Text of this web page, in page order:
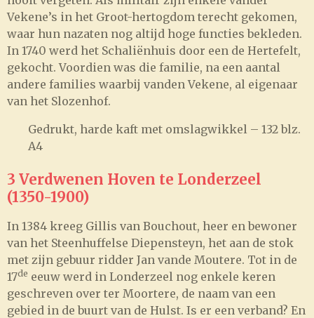
Vekene’s in het Groot-hertogdom terecht gekomen,
waar hun nazaten nog altijd hoge functies bekleden.
In 1740 werd het Schaliënhuis door een de Hertefelt,
gekocht. Voordien was die familie, na een aantal
andere families waarbij vanden Vekene, al eigenaar
van het Slozenhof.
Gedrukt, harde kaft met omslagwikkel – 132 blz.
A4
3 Verdwenen Hoven te Londerzeel
(1350-1900)
In 1384 kreeg Gillis van Bouchout, heer en bewoner
van het Steenhuffelse Diepensteyn, het aan de stok
met zijn gebuur ridder Jan vande Moutere. Tot in de
17de eeuw werd in Londerzeel nog enkele keren
geschreven over ter Moortere, de naam van een
gebied in de buurt van de Hulst. Is er een verband? En